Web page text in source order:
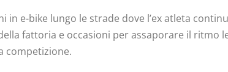
e-bike lungo le strade dove l’ex atleta
fattoria e occasioni per assaporare il ritmo
competizione.